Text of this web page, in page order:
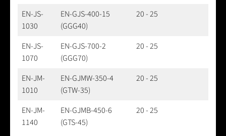
EN-JS-
1030
EN-GJS-400-15
(GGG40)
20 - 25
EN-JS-
1070
EN-GJS-700-2
(GGG70)
20 - 25
EN-JM-
1010
EN-GJMW-350-4
(GTW-35)
20 - 25
EN-JM-
1140
EN-GJMB-450-6
(GTS-45)
20 - 25